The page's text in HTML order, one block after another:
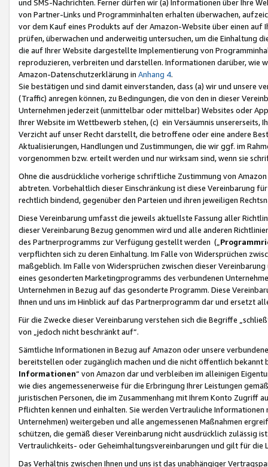
und SMS-Nachrichten. Ferner dürfen wir (a) Informationen über Ihre
von Partner-Links und Programminhalten erhalten überwachen,
vor dem Kauf eines Produkts auf der Amazon-Website über einen
prüfen, überwachen und anderweitig untersuchen, um die Einhaltung
die auf Ihrer Website dargestellte Implementierung von
reproduzieren, verbreiten und darstellen. Informationen darüber, wie
Amazon-Datenschutzerklärung in Anhang 4.
Sie bestätigen und sind damit einverstanden, dass (a) wir und
(Traffic) anregen können, zu Bedingungen, die von den in dieser
Unternehmen jederzeit (unmittelbar oder mittelbar) Websites oder
Ihrer Website im Wettbewerb stehen, (c) ein Versäumnis unsererseits,
Verzicht auf unser Recht darstellt, die betroffene oder eine andere
Aktualisierungen, Handlungen und Zustimmungen, die wir ggf. im
vorgenommen bzw. erteilt werden und nur wirksam sind, wenn sie
Ohne die ausdrückliche vorherige schriftliche Zustimmung von
abtreten. Vorbehaltlich dieser Einschränkung ist diese Vereinbarung
rechtlich bindend, gegenüber den Parteien und ihren jeweiligen
Diese Vereinbarung umfasst die jeweils aktuellste Fassung aller
dieser Vereinbarung Bezug genommen wird und alle anderen
des Partnerprogramms zur Verfügung gestellt werden („
verpflichten sich zu deren Einhaltung. Im Falle von Widersprüchen
maßgeblich. Im Falle von Widersprüchen zwischen dieser
eines gesonderten Marketingprogramms des verbundenen
Unternehmen in Bezug auf das gesonderte Programm. Diese
Ihnen und uns im Hinblick auf das Partnerprogramm dar und ersetzt
Für die Zwecke dieser Vereinbarung verstehen sich die Begriffe
von „jedoch nicht beschränkt auf“.
Sämtliche Informationen in Bezug auf Amazon oder unsere
bereitstellen oder zugänglich machen und die nicht öffentlich
Informationen“ von Amazon dar und verbleiben im alleinigen
wie dies angemessenerweise für die Erbringung Ihrer Leistungen
juristischen Personen, die im Zusammenhang mit Ihrem Konto
Pflichten kennen und einhalten. Sie werden Vertrauliche
Unternehmen) weitergeben und alle angemessenen Maßnahmen
schützen, die gemäß dieser Vereinbarung nicht ausdrücklich zulässig
Vertraulichkeits- oder Geheimhaltungsvereinbarungen und gilt für die
Das Verhältnis zwischen Ihnen und uns ist das unabhängiger